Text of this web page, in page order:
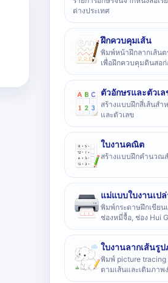
ต่างประเทศ
ฝึกควบคุมเส้น
พิมพ์หน้าฝึกลากเส้นต
เพื่อฝึกควบคุมดินสอ
ตัวอักษรและตัวเล
สร้างแบบฝึกสี่เส้นส
และตัวเลข
ใบงานคณิต
สร้างแบบฝึกคำนวณ
แม่แบบใบงานเปล่
พิมพ์กระดาษฝึกเขียน
ช่องหมี่จื้อ, ช่อง Hui
ใบงานลากเส้นรู
พิมพ์ picture tracing
ตามเส้นและเติมภาพ